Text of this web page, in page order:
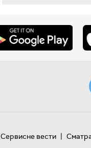
Сервисне вести |